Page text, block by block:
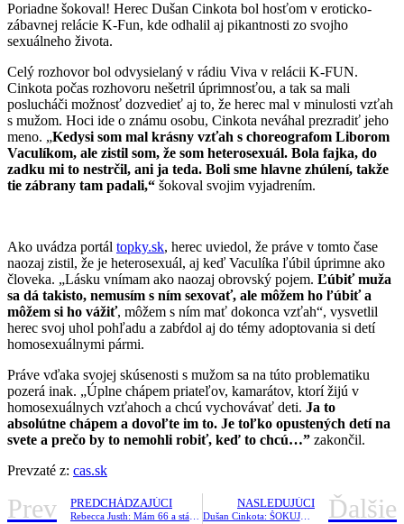
Poriadne šokoval! Herec Dušan Cinkota bol hosťom v eroticko-
zábavnej relácie K-Fun, kde odhalil aj pikantnosti zo svojho
sexuálneho života.
Celý rozhovor bol odvysielaný v rádiu Viva v relácii K-FUN.
Cinkota počas rozhovoru nešetril úprimnosťou, a tak sa mali
poslucháči možnosť dozvedieť aj to, že herec mal v minulosti vzťah
s mužom. Hoci ide o známu osobu, Cinkota neváhal prezradiť jeho
meno. „Kedysi som mal krásny vzťah s choreografom Liborom
Vaculíkom, ale zistil som, že som heterosexuál. Bola fajka, do
zadku mi to nestrčil, ani ja teda. Boli sme hlavne zhúlení, takže
tie zábrany tam padali,“ šokoval svojim vyjadrením.
Ako uvádza portál topky.sk, herec uviedol, že práve v tomto čase
naozaj zistil, že je heterosexuál, aj keď Vaculíka ľúbil úprimne ako
človeka. „Lásku vnímam ako naozaj obrovský pojem. Ľúbiť muža
sa dá takisto, nemusím s ním sexovať, ale môžem ho ľúbiť a
môžem si ho vážiť, môžem s ním mať dokonca vzťah“, vysvetlil
herec svoj uhol pohľadu a zabŕdol aj do témy adoptovania si detí
homosexuálnymi pármi.
Práve vďaka svojej skúsenosti s mužom sa na túto problematiku
pozerá inak. „Úplne chápem priateľov, kamarátov, ktorí žijú v
homosexuálnych vzťahoch a chcú vychovávať deti. Ja to
absolútne chápem a dovoľte im to. Je toľko opustených detí na
svete a prečo by to nemohli robiť, keď to chcú…” zakončil.
Prevzaté z: cas.sk
Prev PREDCHÁDZAJÚCI NASLEDUJÚCI
Dušan Cinkota: ŠOKUJÚCE PRIZNANIE o pomere s TÝMTO známym mužom! Áno, bola aj FAJ*A Ďalšie